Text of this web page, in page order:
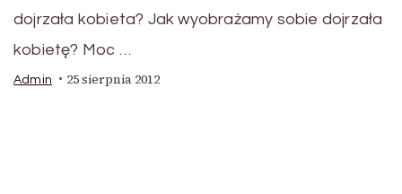
dojrzała kobieta? Jak wyobrażamy sobie dojrzała
kobietę? Moc …
Admin 25 sierpnia 2012